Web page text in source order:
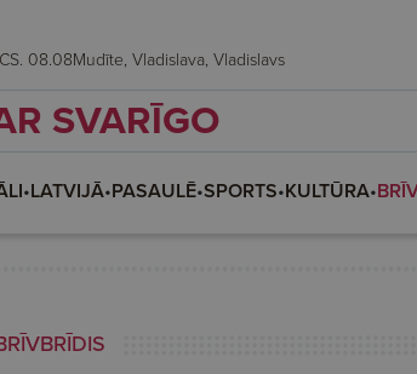
S. 08.08 Mudīte, Vladislava, Vladislavs
SVARĪGO
•LATVIJĀ•PASAULĒ•SPORTS•KULTŪRA•